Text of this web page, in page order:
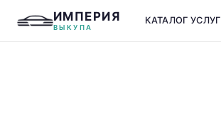
ИМПЕРИЯ
ВЫКУПА
КАТАЛОГ УСЛУГ